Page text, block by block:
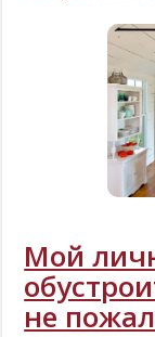
Мой
не